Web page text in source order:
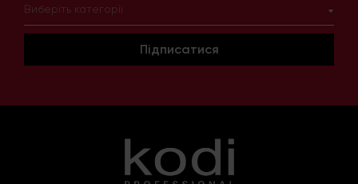
Виберіть категорії
Підписатися